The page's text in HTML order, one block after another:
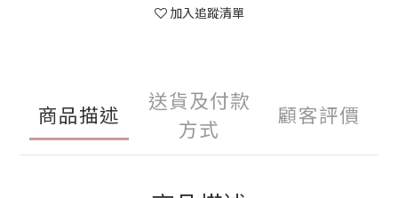
加入追蹤清單
商品描述
送貨及付款
方式
顧客評價